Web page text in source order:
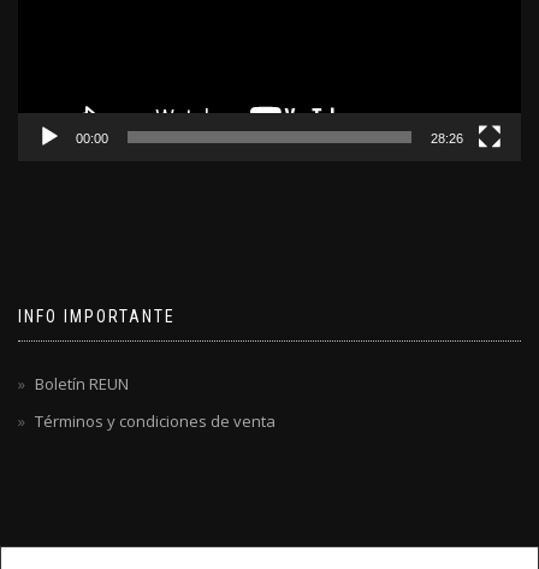
00:00 28:26
INFO IMPORTANTE
Boletín REUN
Términos y condiciones de venta